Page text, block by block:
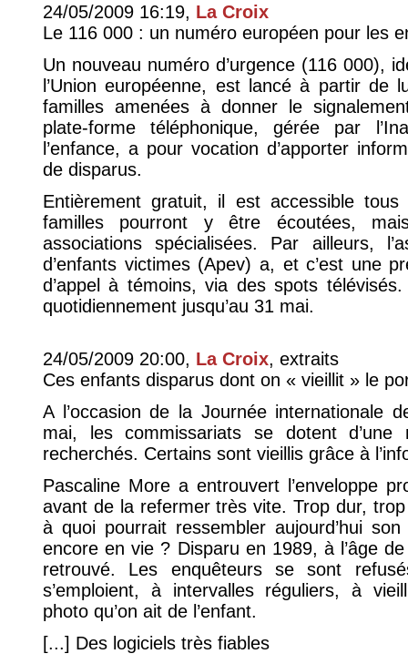
24/05/2009 16:19, La Croix
Le 116 000 : un numéro européen pour les
Un nouveau numéro d’urgence (116 000),
l’Union européenne, est lancé à partir de
familles amenées à donner le
plate-forme téléphonique, gérée par
l’enfance, a pour vocation d’apporter
de disparus.
Entièrement gratuit, il est accessible
familles pourront y être écoutées,
associations spécialisées. Par ailleurs,
d’enfants victimes (Apev) a, et c’est une
d’appel à témoins, via des spots
quotidiennement jusqu’au 31 mai.
24/05/2009 20:00, La Croix, extraits
Ces enfants disparus dont on « vieillit » le
A l’occasion de la Journée internationale
mai, les commissariats se dotent d’une
recherchés. Certains sont vieillis grâce à
Pascaline More a entrouvert l’enveloppe
avant de la refermer très vite. Trop dur,
à quoi pourrait ressembler aujourd’hui
encore en vie ? Disparu en 1989, à l’âge
retrouvé. Les enquêteurs se sont
s’emploient, à intervalles réguliers, à
photo qu’on ait de l’enfant.
[...] Des logiciels très fiables